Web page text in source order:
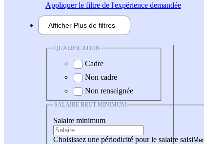
Appliquerle filtre de l'expérience demandée
Afficher Plus de filtres
QUALIFICATION
Cadre
Non cadre
Non renseignée
SALAIRE BRUT MINIMUM
Salaire minimum
Choisissez une périodicité pour le salaire saisi